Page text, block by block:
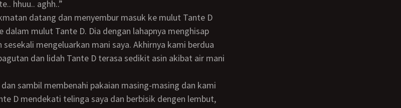
hhuu.. aghh..”
dalam mulut Tante D. Dia dengan lahapnya menghisap
sesekali mengeluarkan mani saya. Akhirnya kami berdua
dan lidah Tante D terasa sedikit asin akibat air mani
D mendekati telinga saya dan berbisik dengen lembut,